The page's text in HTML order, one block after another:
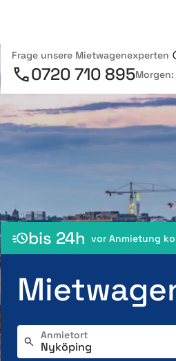
Frage unsere Mietwagenexperten
0720 710 895
bis 24h vor Anmietung
Anmietort